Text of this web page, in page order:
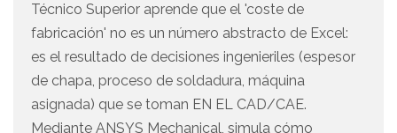
Técnico Superior aprende que el 'coste de
fabricación' no es un número abstracto de Excel:
es el resultado de decisiones ingenieriles (espesor
de chapa, proceso de soldadura, máquina
asignada) que se toman EN EL CAD/CAE.
Mediante ANSYS Mechanical, simula cómo